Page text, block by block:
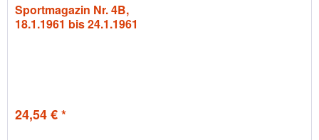
Sportmagazin Nr. 4B,
18.1.1961 bis 24.1.1961
24,54 € *